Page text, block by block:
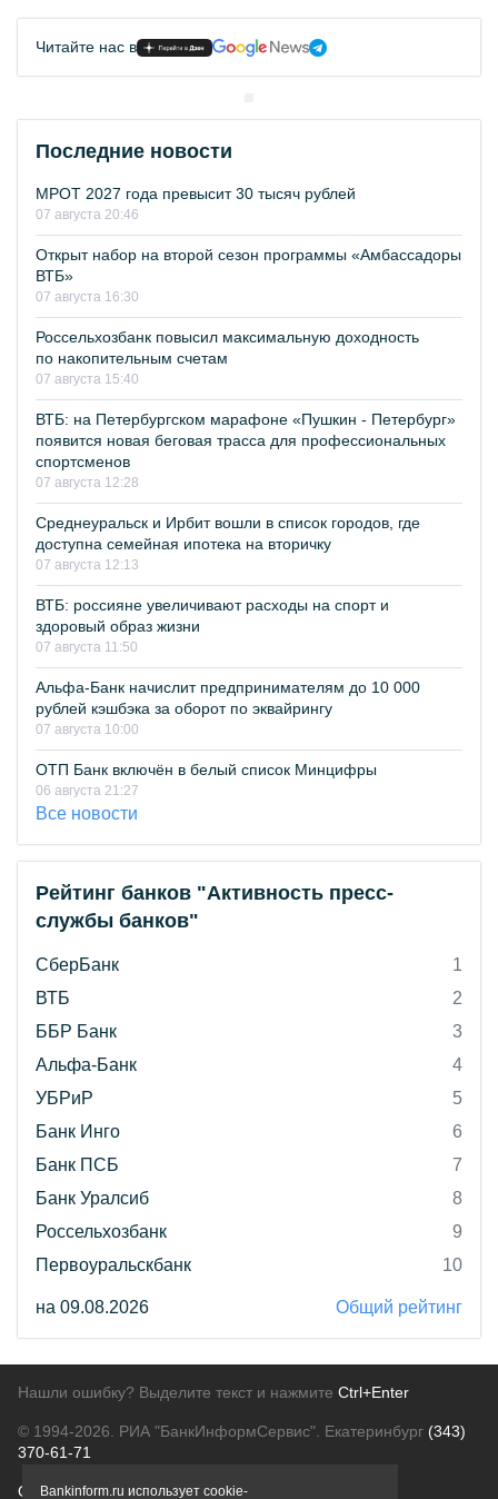
Читайте нас в
Последние новости
МРОТ 2027 года превысит 30 тысяч рублей
07 августа 20:46
Открыт набор на второй сезон программы «Амбассадоры
ВТБ»
07 августа 16:30
Россельхозбанк повысил максимальную доходность
по накопительным счетам
07 августа 15:40
ВТБ: на Петербургском марафоне «Пушкин - Петербург»
появится новая беговая трасса для профессиональных
спортсменов
07 августа 12:28
Среднеуральск и Ирбит вошли в список городов, где
доступна семейная ипотека на вторичку
07 августа 12:13
ВТБ: россияне увеличивают расходы на спорт и
здоровый образ жизни
07 августа 11:50
Альфа-Банк начислит предпринимателям до 10 000
рублей кэшбэка за оборот по эквайрингу
07 августа 10:00
ОТП Банк включён в белый список Минцифры
06 августа 21:27
Все новости
Рейтинг банков "Активность пресс-
службы банков"
СберБанк
1
ВТБ
2
ББР Банк
3
Альфа-Банк
4
УБРиР
5
Банк Инго
6
Банк ПСБ
7
Банк Уралсиб
8
Россельхозбанк
9
Первоуральскбанк
10
на 09.08.2026 Общий рейтинг
Нашли ошибку? Выделите текст и нажмите Ctrl+Enter
© 1994-2026. РИА "БанкИнформСервис". Екатеринбург (343)
370-61-71
О проектеПолитика конфиденциальности
Bankinform.ru использует cookie-